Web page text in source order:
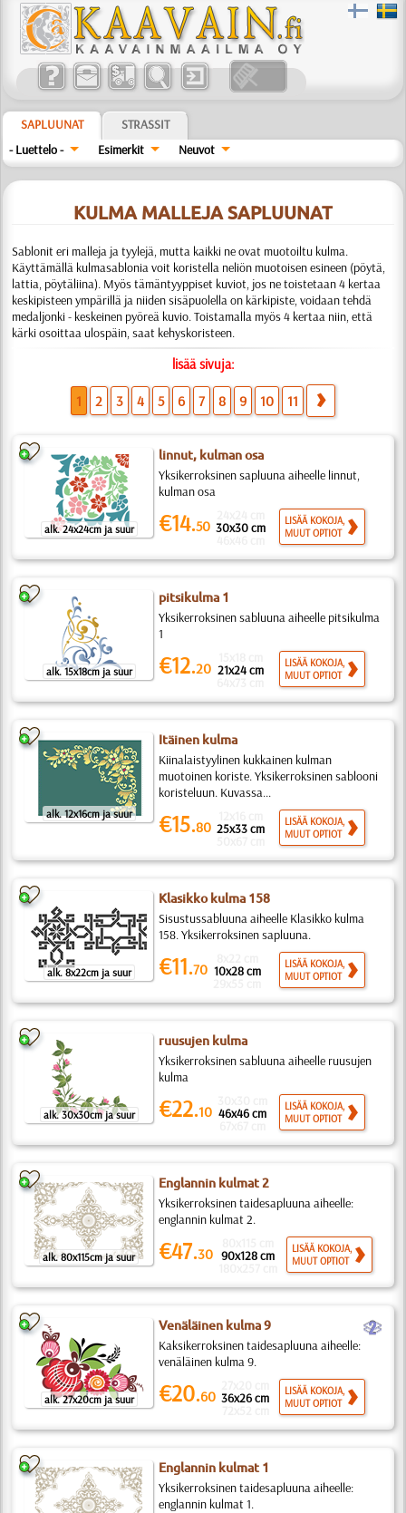
SAPLUUNAT
STRASSIT
- Luettelo -
Esimerkit Neuvot
KULMA MALLEJA SAPLUUNAT
Sablonit eri malleja ja tyylejä, mutta kaikki ne ovat muotoiltu kulma.
Käyttämällä kulmasablonia voit koristella neliön muotoisen esineen (pöytä,
lattia, pöytäliina). Myös tämäntyyppiset kuviot, jos ne toistetaan 4 kertaa
keskipisteen ympärillä ja niiden sisäpuolella on kärkipiste, voidaan tehdä
medaljonki - keskeinen pyöreä kuvio. Toistamalla myös 4 kertaa niin, että
kärki osoittaa ulospäin, saat kehyskoristeen.
lisää sivuja:
1 2 3 4 5 6 7 8 9 10 11
alk. 24x24cm ja suur
linnut, kulman osa
Yksikerroksinen sapluuna aiheelle linnut,
kulman osa
€14.50 30x30 cm
LISÄÄ KOKOJA,
MUUT OPTIOT
alk. 15x18cm ja suur
pitsikulma 1
Yksikerroksinen sabluuna aiheelle pitsikulma
1
€12.20 21x24 cm
LISÄÄ KOKOJA,
MUUT OPTIOT
alk. 12x16cm ja suur
Itäinen kulma
Kiinalaistyylinen kukkainen kulman
muotoinen koriste. Yksikerroksinen sablooni
koristeluun. Kuvassa...
€15.80 25x33 cm
LISÄÄ KOKOJA,
MUUT OPTIOT
alk. 8x22cm ja suur
Klasikko kulma 158
Sisustussabluuna aiheelle Klasikko kulma
158. Yksikerroksinen sapluuna.
€11.70 10x28 cm
LISÄÄ KOKOJA,
MUUT OPTIOT
alk. 30x30cm ja suur
ruusujen kulma
Yksikerroksinen sabluuna aiheelle ruusujen
kulma
€22.10 46x46 cm
LISÄÄ KOKOJA,
MUUT OPTIOT
alk. 80x115cm ja suur
Englannin kulmat 2
Yksikerroksinen taidesapluuna aiheelle:
englannin kulmat 2.
€47.30 90x128 cm
LISÄÄ KOKOJA,
MUUT OPTIOT
alk. 27x20cm ja suur
Venäläinen kulma 9 b
Kaksikerroksinen taidesapluuna aiheelle:
venäläinen kulma 9.
€20.60 36x26 cm
LISÄÄ KOKOJA,
MUUT OPTIOT
Englannin kulmat 1
Yksikerroksinen taidesapluuna aiheelle:
englannin kulmat 1.